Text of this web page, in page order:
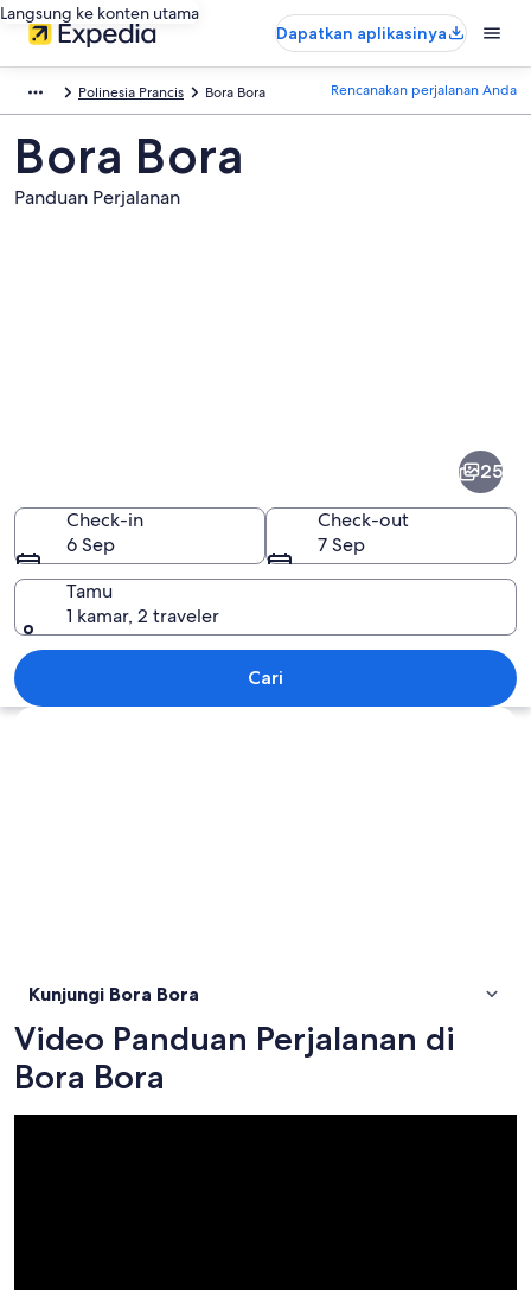
Langsung ke konten utama
Dapatkan aplikasinya
Polinesia Prancis Bora Bora Rencanakan perjalanan Anda
Bora Bora
Panduan Perjalanan
25
Check-in
6 Sep
Check-out
7 Sep
Tamu
1 kamar, 2 traveler
Cari
Jelajahi peta
Kunjungi Bora Bora
Video Panduan Perjalanan di
Bora Bora